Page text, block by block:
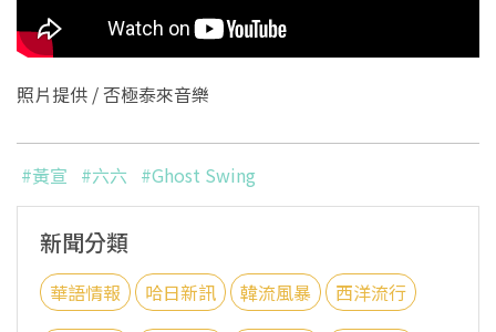
照片提供 / 否極泰來音樂
#黃宣 #六六 #Ghost Swing
新聞分類
華語情報 哈日新訊 韓流風暴 西洋流行